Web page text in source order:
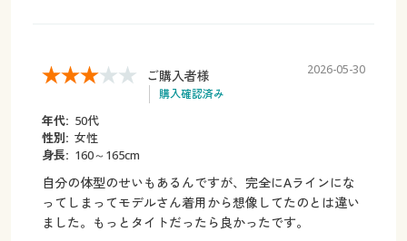
ご購入者様
購入確認済み
2026-05-30
年代: 50代
性別: 女性
身長: 160～165cm
自分の体型のせいもあるんですが、完全にAラインにな
ってしまってモデルさん着用から想像してたのとは違い
ました。もっとタイトだったら良かったです。